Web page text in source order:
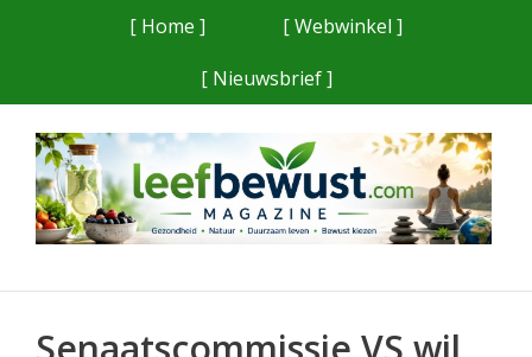
[ Home ]
[ Webwinkel ]
[ Nieuwsbrief ]